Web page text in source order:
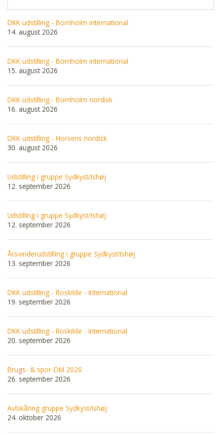
DKK udstilling - Bornholm international
14. august 2026
DKK udstilling - Bornholm international
15. august 2026
DKK udstilling - Bornholm nordisk
16. august 2026
DKK udstilling - Horsens nordisk
30. august 2026
Udstilling i gruppe Sydkyst/Ishøj
12. september 2026
Udstilling i gruppe Sydkyst/Ishøj
12. september 2026
Årsvinderudstilling i gruppe Sydkyst/Ishøj
13. september 2026
DKK udstilling - Roskilde - International
19. september 2026
DKK udstilling - Roskilde - International
20. september 2026
Brugs- & spor-DM 2026
26. september 2026
Avlskåring gruppe Sydkyst/Ishøj
24. oktober 2026